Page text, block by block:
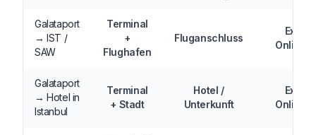
Galataport
→ IST /
SAW
Terminal
+
Flughafen
Fluganschluss
Galataport
→ Hotel in
Istanbul
Terminal
+ Stadt
Hotel /
Unterkunft